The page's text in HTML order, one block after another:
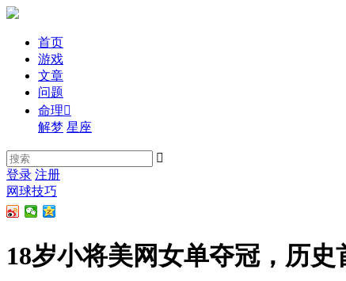
首页
游戏
文章
问题
命理
解梦 星座

登录 注册
网球技巧
18岁小将美网女单夺冠，历